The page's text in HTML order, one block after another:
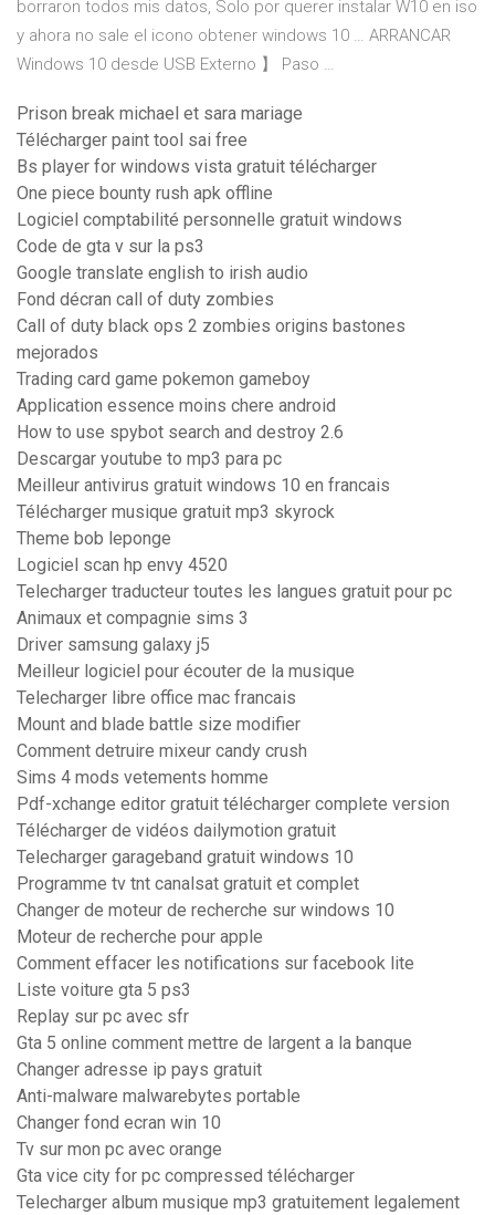
borraron todos mis datos, Solo por querer instalar W10 en iso
y ahora no sale el icono obtener windows 10 … ARRANCAR
Windows 10 desde USB Externo 】 Paso …
Prison break michael et sara mariage
Télécharger paint tool sai free
Bs player for windows vista gratuit télécharger
One piece bounty rush apk offline
Logiciel comptabilité personnelle gratuit windows
Code de gta v sur la ps3
Google translate english to irish audio
Fond décran call of duty zombies
Call of duty black ops 2 zombies origins bastones
mejorados
Trading card game pokemon gameboy
Application essence moins chere android
How to use spybot search and destroy 2.6
Descargar youtube to mp3 para pc
Meilleur antivirus gratuit windows 10 en francais
Télécharger musique gratuit mp3 skyrock
Theme bob leponge
Logiciel scan hp envy 4520
Telecharger traducteur toutes les langues gratuit pour pc
Animaux et compagnie sims 3
Driver samsung galaxy j5
Meilleur logiciel pour écouter de la musique
Telecharger libre office mac francais
Mount and blade battle size modifier
Comment detruire mixeur candy crush
Sims 4 mods vetements homme
Pdf-xchange editor gratuit télécharger complete version
Télécharger de vidéos dailymotion gratuit
Telecharger garageband gratuit windows 10
Programme tv tnt canalsat gratuit et complet
Changer de moteur de recherche sur windows 10
Moteur de recherche pour apple
Comment effacer les notifications sur facebook lite
Liste voiture gta 5 ps3
Replay sur pc avec sfr
Gta 5 online comment mettre de largent a la banque
Changer adresse ip pays gratuit
Anti-malware malwarebytes portable
Changer fond ecran win 10
Tv sur mon pc avec orange
Gta vice city for pc compressed télécharger
Telecharger album musique mp3 gratuitement legalement